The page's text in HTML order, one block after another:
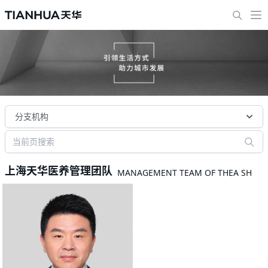
分支机构
上海天华医养管理团队 MANAGEMENT TEAM OF THEA SH